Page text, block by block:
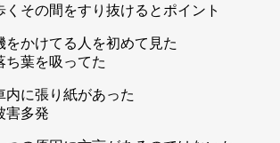
くその間をすり抜けるとポイント
をかけてる人を初めて見た
ち葉を吸ってた
内に張り紙があった
害多発